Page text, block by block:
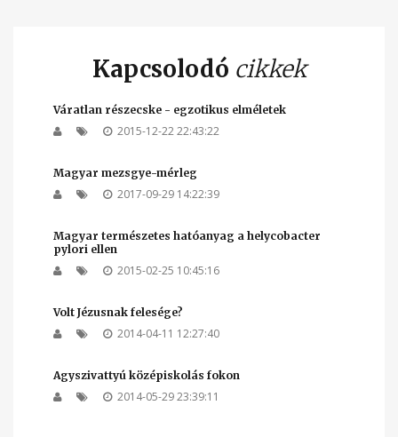
Kapcsolodó cikkek
Váratlan részecske - egzotikus elméletek
2015-12-22 22:43:22
Magyar mezsgye-mérleg
2017-09-29 14:22:39
Magyar természetes hatóanyag a helycobacter
pylori ellen
2015-02-25 10:45:16
Volt Jézusnak felesége?
2014-04-11 12:27:40
Agyszivattyú középiskolás fokon
2014-05-29 23:39:11